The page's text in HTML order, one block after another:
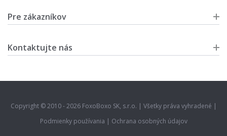
Pre zákazníkov
Kontaktujte nás
Copyright © 2010 - 2026 FoxoBoxo SK, s.r.o. | Všetky práva vyhradené |
Podmienky používania | Ochrana osobných údajov